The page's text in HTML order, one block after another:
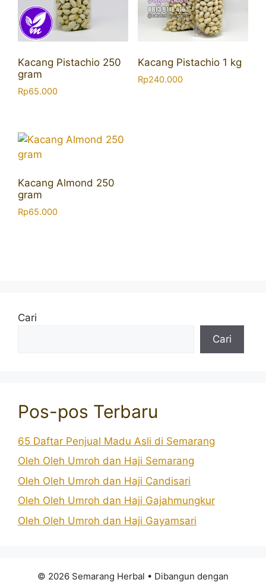
Kacang Pistachio 250
gram
Rp65.000
Kacang Pistachio 1 kg
Rp240.000
Kacang Almond 250
gram
Rp65.000
Cari
Cari
Pos-pos Terbaru
65 Daftar Penjual Madu Asli di Semarang
Oleh Oleh Umroh dan Haji Semarang
Oleh Oleh Umroh dan Haji Candisari
Oleh Oleh Umroh dan Haji Gajahmungkur
Oleh Oleh Umroh dan Haji Gayamsari
© 2026 Semarang Herbal • Dibangun dengan